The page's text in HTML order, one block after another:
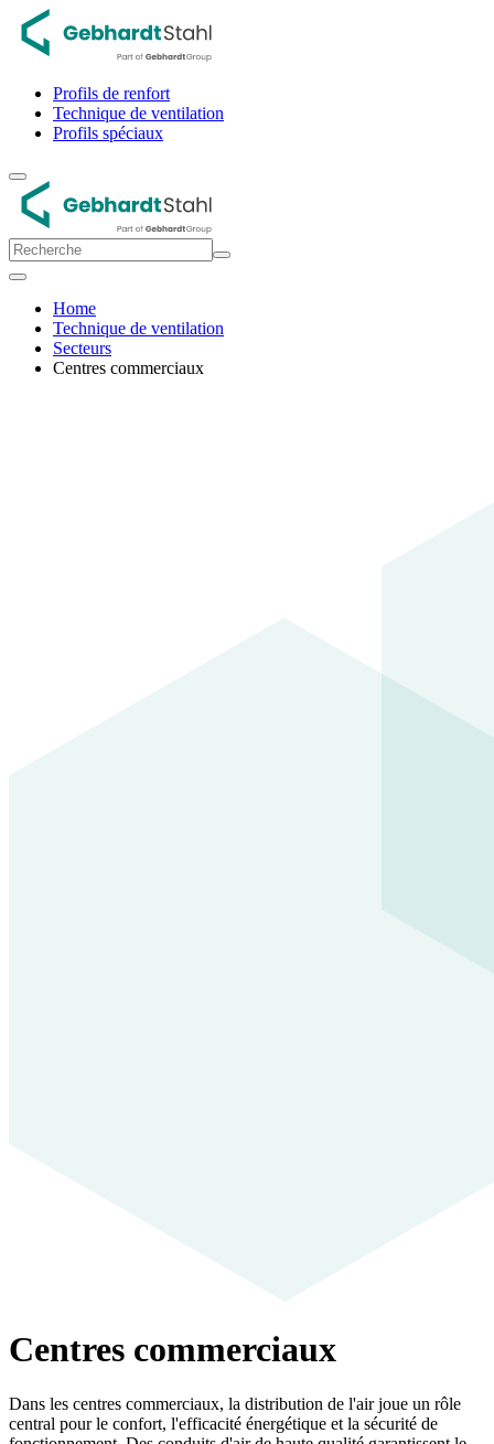
Profils de renfort
Technique de ventilation
Profils spéciaux
Home
Technique de ventilation
Secteurs
Centres commerciaux
Centres commerciaux
Dans les centres commerciaux, la distribution de l'air joue un rôle
central pour le confort, l'efficacité énergétique et la sécurité de